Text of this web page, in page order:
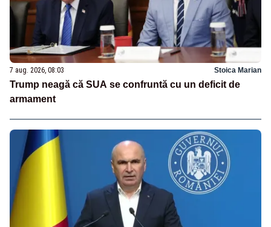
7 aug. 2026, 08:03 Stoica Marian
Trump neagă că SUA se confruntă cu un deficit de
armament